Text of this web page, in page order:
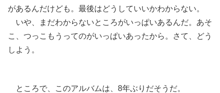
があるんだけども。最後はどうしていいかわからない。
いや、まだわからないところがいっぱいあるんだ。あそ
こ、つっこもうってのがいっぱいあったから。さて、どう
しよう。
ところで、このアルバムは、8年ぶりだそうだ。